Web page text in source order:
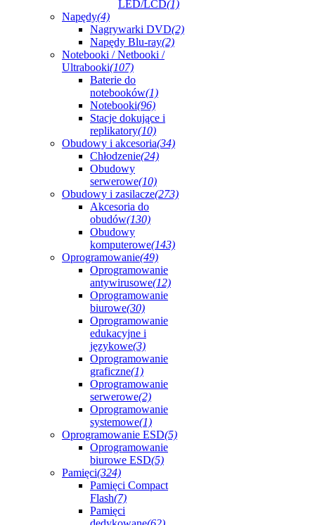
LED/LCD(1)
Napędy(4)
Nagrywarki DVD(2)
Napędy Blu-ray(2)
Notebooki / Netbooki /
Ultrabooki(107)
Baterie do
notebooków(1)
Notebooki(96)
Stacje dokujące i
replikatory(10)
Obudowy i akcesoria(34)
Chłodzenie(24)
Obudowy
serwerowe(10)
Obudowy i zasilacze(273)
Akcesoria do
obudów(130)
Obudowy
komputerowe(143)
Oprogramowanie(49)
Oprogramowanie
antywirusowe(12)
Oprogramowanie
biurowe(30)
Oprogramowanie
edukacyjne i
językowe(3)
Oprogramowanie
graficzne(1)
Oprogramowanie
serwerowe(2)
Oprogramowanie
systemowe(1)
Oprogramowanie ESD(5)
Oprogramowanie
biurowe ESD(5)
Pamięci(324)
Pamięci Compact
Flash(7)
Pamięci